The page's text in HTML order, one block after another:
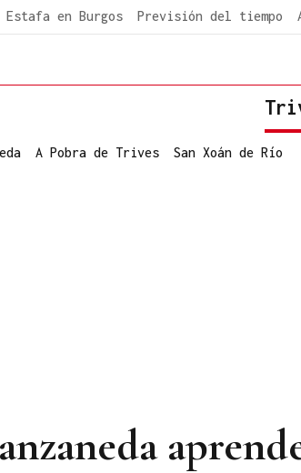
Estafa en Burgos Previsión del tiempo
A Pobra de Trives San Xoán de Río